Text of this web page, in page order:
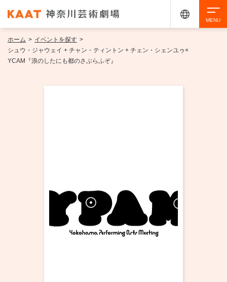
・ イベントカレンダー
・ 館内サービス・アクセシビリティ
・ フロアマップ
施設を借りる
ホーム > イベントを探す >
シュウ・ジャウェイ + チャン・ティントン + チェン・シェンユゥ×
YCAM『浪のしたにも都のさぶらふぞ』